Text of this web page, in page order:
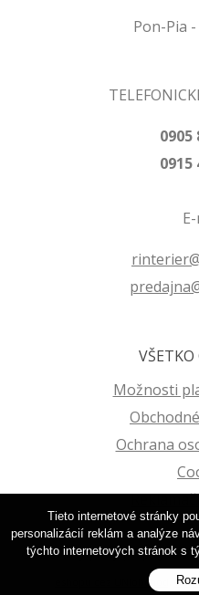
Pon-Pia -
0905
0915
Možnosti
Ochrana
© 2026 Farby | Laky | Tapety na
eshopu cez UNIobchod
Tieto internetové stránky
personalizácií reklám a analýze
týchto internetových stránok s